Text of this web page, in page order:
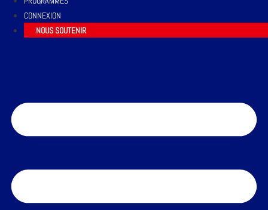
CONNEXION
NOUS SOUTENIR